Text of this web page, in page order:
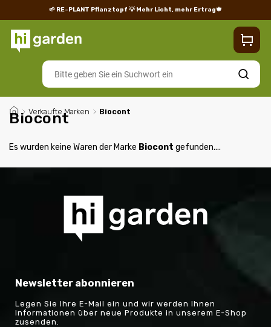
🌱 RE-PLANT Pflanztopf 💡 Mehr Licht, mehr Ertrag🍁
Suchen
/ Verkaufte Marken / Biocont
Biocont
Es wurden keine Waren der Marke Biocont gefunden....
Newsletter abonnieren
Legen Sie Ihre E-Mail ein und wir werden Ihnen
Informationen über neue Produkte in unserem E-Shop
zusenden.